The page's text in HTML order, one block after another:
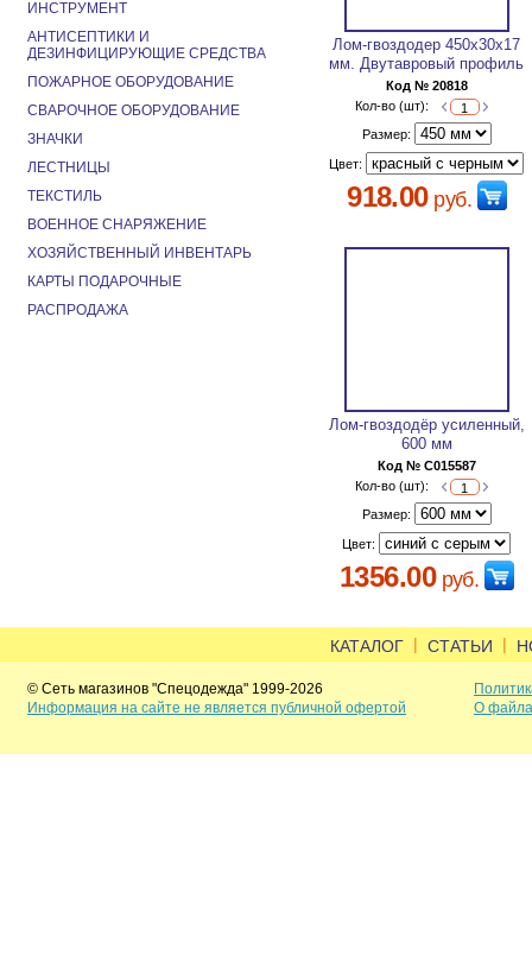
Лом-гвоздодер 450х30х17
мм. Двутавровый профиль
Код № 20818
Кол-во (шт):
Размер:
Цвет:
918.00руб.
Лом-гвоздодёр усиленный,
600 мм
Код № C015587
Кол-во (шт):
Размер:
Цвет:
1356.00руб.
ИНСТРУМЕНТ
АНТИСЕПТИКИ И
ДЕЗИНФИЦИРУЮЩИЕ СРЕДСТВА
ПОЖАРНОЕ ОБОРУДОВАНИЕ
СВАРОЧНОЕ ОБОРУДОВАНИЕ
ЗНАЧКИ
ЛЕСТНИЦЫ
ТЕКСТИЛЬ
ВОЕННОЕ СНАРЯЖЕНИЕ
ХОЗЯЙСТВЕННЫЙ ИНВЕНТАРЬ
КАРТЫ ПОДАРОЧНЫЕ
РАСПРОДАЖА
КАТАЛОГ | СТАТЬИ |
© Сеть магазинов "Спецодежда" 1999-2026
Информация на сайте не является публичной офертой
О